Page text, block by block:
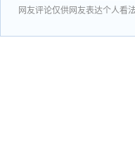
网友评论仅供网友表达个人看